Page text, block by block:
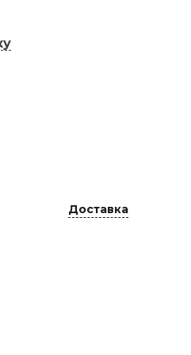
Доставка